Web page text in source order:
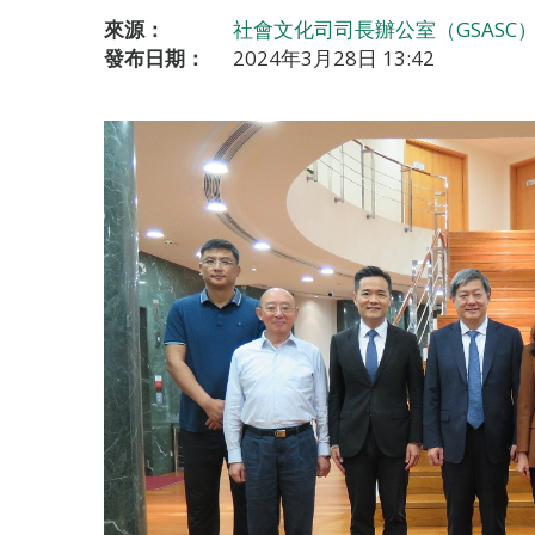
來源：
社會文化司司長辦公室（GSASC
發布日期：
2024年3月28日 13:42